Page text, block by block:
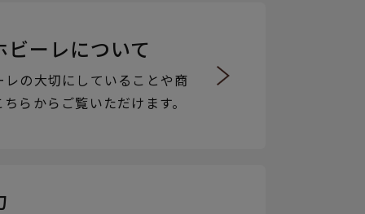
ーレについて
の大切にしていることや商
らからご覧いただけます。